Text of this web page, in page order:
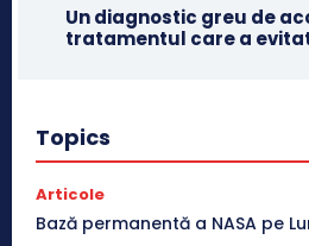
Un diagnostic greu de
tratamentul care a
Topics
Articole
Bază permanentă a NASA pe